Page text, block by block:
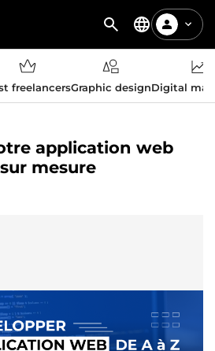
freelancersGraphic designDigital
application web
mesure